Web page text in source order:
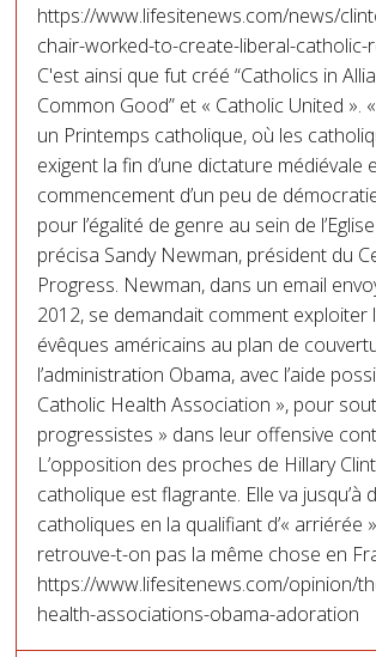
https://www.lifesitenews.com/news/
chair-worked-to-create-liberal-catholic-
C'est ainsi que fut créé “Catholics in
Common Good” et « Catholic United ».
un Printemps catholique, où les
exigent la fin d’une dictature médiévale
commencement d’un peu de
pour l’égalité de genre au sein de
précisa Sandy Newman, président du
Progress. Newman, dans un email
2012, se demandait comment exploiter
évêques américains au plan de
l’administration Obama, avec l’aide
Catholic Health Association », pour
progressistes » dans leur offensive
L’opposition des proches de Hillary
catholique est flagrante. Elle va jusqu’à
catholiques en la qualifiant d’« arriérée
retrouve-t-on pas la même chose en
https://www.lifesitenews.com/opinion/
health-associations-obama-adoration